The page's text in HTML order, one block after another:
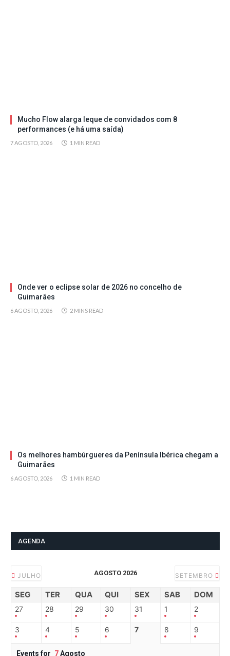
Mucho Flow alarga leque de convidados com 8
performances (e há uma saída)
7 AGOSTO, 2026 1 MIN READ
Onde ver o eclipse solar de 2026 no concelho de
Guimarães
6 AGOSTO, 2026 2 MINS READ
Os melhores hambúrgueres da Península Ibérica chegam a
Guimarães
6 AGOSTO, 2026 1 MIN READ
AGENDA
JULHO AGOSTO 2026 SETEMBRO
SEG TER QUA QUI SEX SAB DOM
27 28 29 30 31 1 2
3 4 5 6 7 8 9
Events for 7Agosto